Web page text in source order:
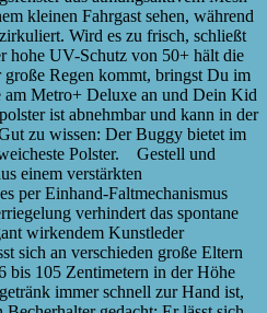
kleinen Fahrgast sehen, während
Wird es zu frisch, schließt
hohe UV-Schutz von 50+ hält die
Regen kommt, bringst Du im
am Metro+ Deluxe an und Dein Kid
ist abnehmbar und kann in der
zu wissen: Der Buggy bietet im
Polster. Gestell und
einem verstärkten
per Einhand-Faltmechanismus
verhindert das spontane
wirkendem Kunstleder
sich an verschieden große Eltern
bis 105 Zentimetern in der Höhe
immer schnell zur Hand ist,